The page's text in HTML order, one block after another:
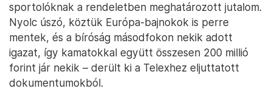
sportolóknak a rendeletben meghatározott jutalom.
Nyolc úszó, köztük Európa-bajnokok is perre
mentek, és a bíróság másodfokon nekik adott
igazat, így kamatokkal együtt összesen 200 millió
forint jár nekik – derült ki a Telexhez eljuttatott
dokumentumokból.